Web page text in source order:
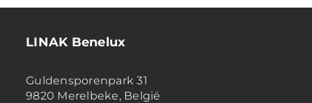
LINAK Benelux
Guldensporenpark 31
9820 Merelbeke, België